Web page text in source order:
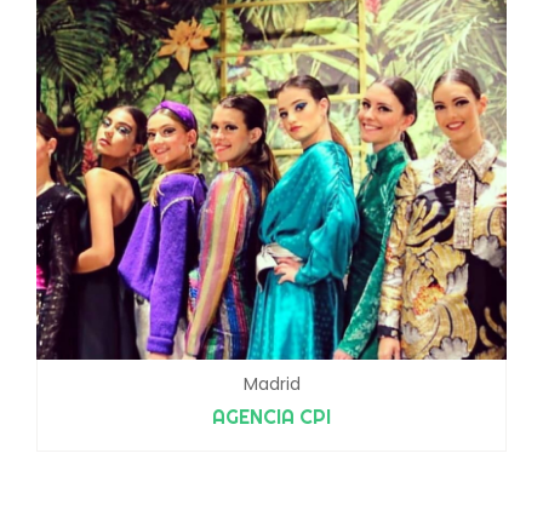
Madrid
AGENCIA CPI